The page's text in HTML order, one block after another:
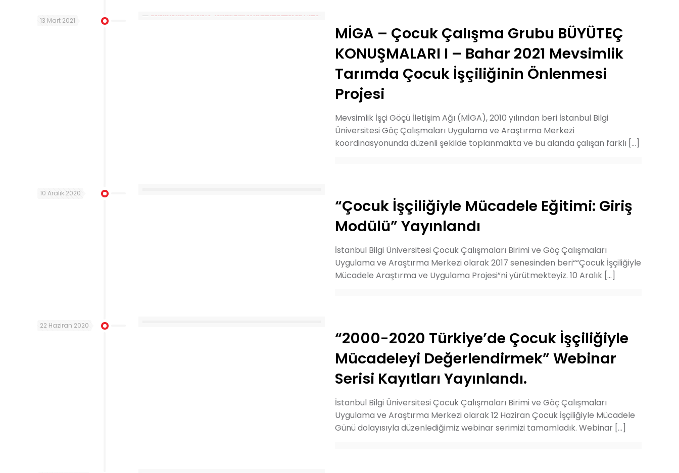
13 Mart 2021
MİGA – Çocuk Çalışma Grubu BÜYÜTEÇ
KONUŞMALARI I – Bahar 2021 Mevsimlik
Tarımda Çocuk İşçiliğinin Önlenmesi
Projesi
Mevsimlik İşçi Göçü İletişim Ağı (MİGA), 2010 yılından beri İstanbul Bilgi
Üniversitesi Göç Çalışmaları Uygulama ve Araştırma Merkezi
koordinasyonunda düzenli şekilde toplanmakta ve bu alanda çalışan farklı […]
10 Aralık 2020
“Çocuk İşçiliğiyle Mücadele Eğitimi: Giriş
Modülü” Yayınlandı
İstanbul Bilgi Üniversitesi Çocuk Çalışmaları Birimi ve Göç Çalışmaları
Uygulama ve Araştırma Merkezi olarak 2017 senesinden beri““Çocuk İşçiliğiyle
Mücadele Araştırma ve Uygulama Projesi”ni yürütmekteyiz. 10 Aralık[…]
22 Haziran 2020
“2000-2020 Türkiye’de Çocuk İşçiliğiyle
Mücadeleyi Değerlendirmek” Webinar
Serisi Kayıtları Yayınlandı.
İstanbul Bilgi Üniversitesi Çocuk Çalışmaları Birimi ve Göç Çalışmaları
Uygulama ve Araştırma Merkezi olarak 12 Haziran Çocuk İşçiliğiyle Mücadele
Günü dolayısıyla düzenlediğimiz webinar serimizi tamamladık. Webinar[…]